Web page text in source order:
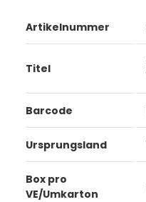
Artikelnummer
Titel
Barcode
Ursprungsland
Box pro
VE/Umkarton